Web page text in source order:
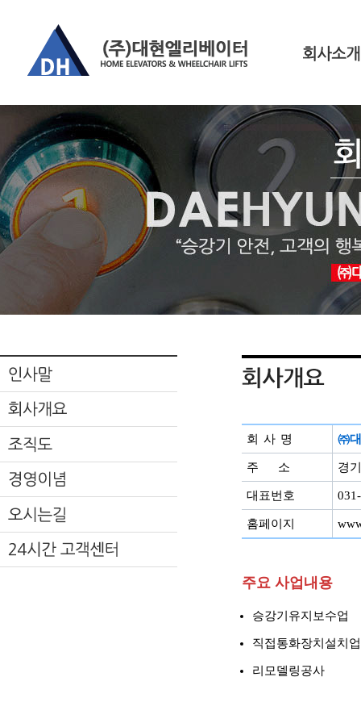
회 사 명 ㈜
주 소 경
대표번호
홈페이지
주요 사업내용
승강기유지보수업
직접통화장치설치업
리모델링공사